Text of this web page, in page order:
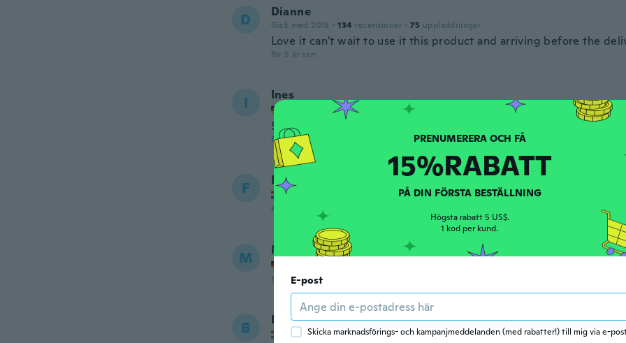
D Dianne
Gick med 2018 · 134 recensioner · 75 uppladdningar
Love it can't wait to use it this product and arriving before the
för 5 år sen
I Ines
Gick med 2017 · 14 recensioner ·
Sehr gut
för 5 år sen
F Fransina
Gick med 2019
recensioner
för 5 år sen
M Marie-Theres
för 5 år sen
B Bódogné Mogyorósi
Gick med 2015 · 112 recensioner · 1 uppladdningar
PRENUMERERA OCH FÅ
15%RABATT
PÅ DIN FÖRSTA BESTÄLLNING
Högsta rabatt 5 US$.
1 kod per kund.
E-post
Skicka marknadsförings- och kampanjmeddelanden (med rabatter!) till mig via e-